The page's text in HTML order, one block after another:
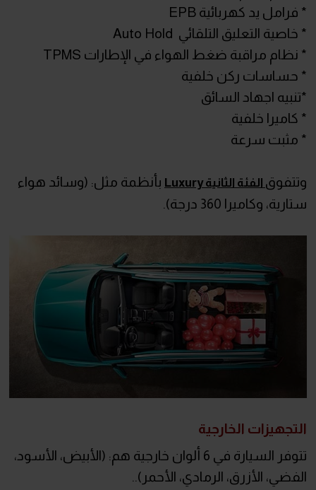
* فرامل يد كهربائية EPB
* خاصية التعليق التلقائي Auto Hold
* نظام مراقبة ضغط الهواء في الإطارات TPMS
* حساسات ركن خلفية
*تنبيه اجهاد السائق
* كاميرا خلفية
* مثبت سرعة
وتتفوق الفئة الثانية Luxury
بأنظمة مثل: (وسائد هواء
ستارية، وكاميرا 360 درجة).
التجهيزات الخارجية
تتوفر السيارة في 6 ألوان خارجية هم: (الأبيض، الأسود،
الفضي، الأزرق، الرمادي، الأحمر)..